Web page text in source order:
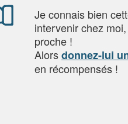
Je connais bien
intervenir chez
proche !
Alorsdonnez-lui
en récompensés !